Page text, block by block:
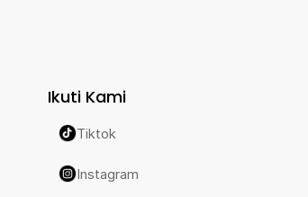
Ikuti Kami
Tiktok
Instagram